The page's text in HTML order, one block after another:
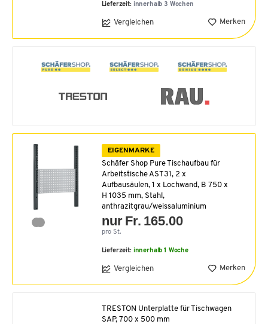
Lieferzeit: innerhalb 3 Wochen
Vergleichen Merken
EIGENMARKE
Schäfer Shop Pure Tischaufbau für
Arbeitstische AST31, 2 x
Aufbausäulen, 1 x Lochwand, B 750 x
H 1035 mm, Stahl,
anthrazitgrau/weissaluminium
nur Fr. 165.00
pro St.
Lieferzeit: innerhalb 1 Woche
Vergleichen Merken
TRESTON Unterplatte für Tischwagen
SAP, 700 x 500 mm